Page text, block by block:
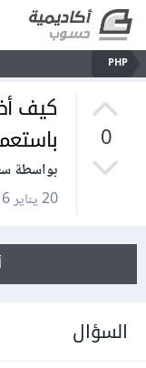
PHP
0
بواسطة
20 يناير 2016
السؤال